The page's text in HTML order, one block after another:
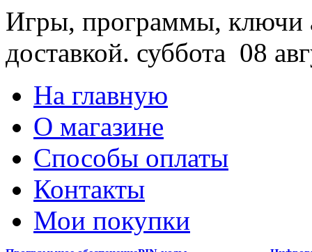
Игры, программы, ключи
доставкой. суббота 08
На главную
О магазине
Способы оплаты
Контакты
Мои покупки